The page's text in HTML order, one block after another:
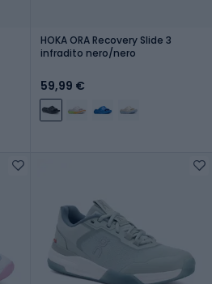
HOKA ORA Recovery Slide 3
infradito nero/nero
59,99 €